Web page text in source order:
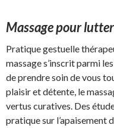
Massage pour
Pratique gestuelle
massage s’inscrit parmi
de prendre soin de vous
plaisir et détente, le
vertus curatives. Des
pratique sur l’apaisement